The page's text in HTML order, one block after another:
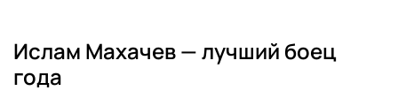
Ислам Махачев — лучший боец
года